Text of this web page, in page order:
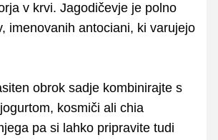
v krvi. Jagodičevje je polno
imenovanih antociani, ki varujejo
obrok sadje kombinirajte s
kosmiči ali chia
pa si lahko pripravite tudi